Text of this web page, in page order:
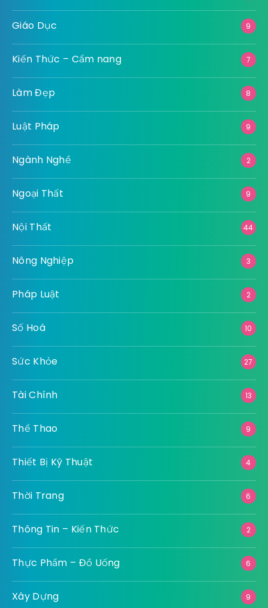
Giáo Dục 9
Kiến Thức – Cẩm nang 7
Làm Đẹp 8
Luật Pháp 9
Ngành Nghề 2
Ngoại Thất 9
Nội Thất 44
Nông Nghiệp 3
Pháp Luật 2
Số Hoá 10
Sức Khỏe 27
Tài Chính 13
Thể Thao 9
Thiết Bị Kỹ Thuật 4
Thời Trang 6
Thông Tin – Kiến Thức 2
Thực Phẩm – Đồ Uống 6
Xây Dựng 9